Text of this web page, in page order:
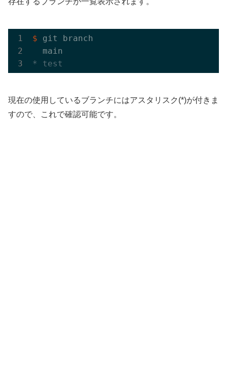
$ git branch
* test
現在の使用しているブランチにはアスタリスク(*)が付きま
すので、これで確認可能です。